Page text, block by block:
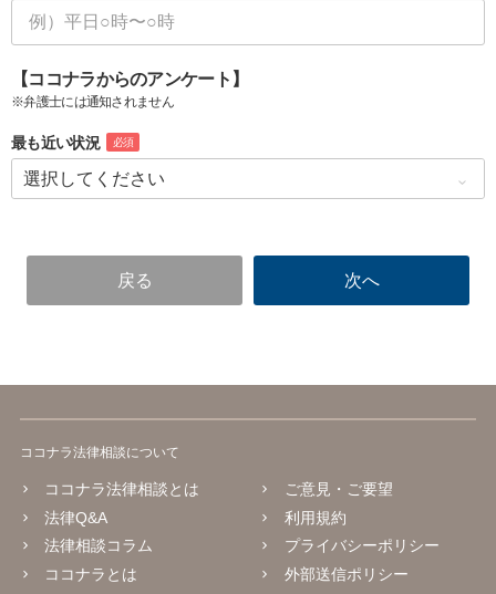
【ココナラからのアンケート】
※弁護士には通知されません
最も近い状況 必須
ココナラ法律相談について
ココナラ法律相談とは
法律Q&A
法律相談コラム
ココナラとは
ご意見・ご要望
利用規約
プライバシーポリシー
外部送信ポリシー